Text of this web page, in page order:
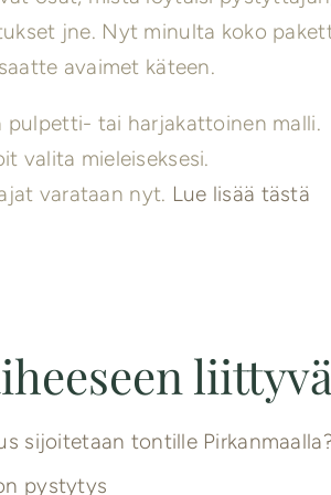
jne. Nyt minulta koko
avaimet käteen.
pulpetti- tai harjakattoinen malli.
valita mieleiseksesi.
varataan nyt. Lue lisää tästä
sijoitetaan tontille
pystytys